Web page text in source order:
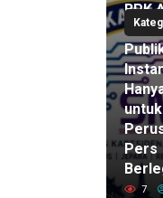
BPK
Dana
untuk
Pers
7
12
DPP